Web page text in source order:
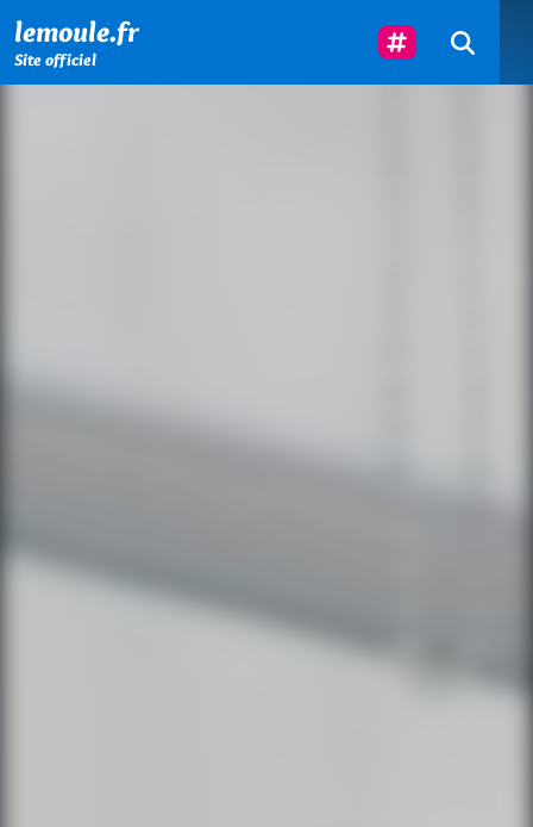
lemoule.fr
Site officiel
Suivez-Nous